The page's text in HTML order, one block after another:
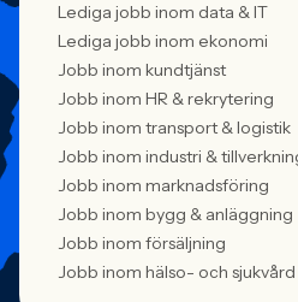
Lediga jobb inom data & IT
Lediga jobb inom ekonomi
Jobb inom kundtjänst
Jobb inom HR & rekrytering
Jobb inom transport & logistik
Jobb inom industri &
Jobb inom marknadsföring
Jobb inom bygg & anläggning
Jobb inom försäljning
Jobb inom hälso- och sjukvård